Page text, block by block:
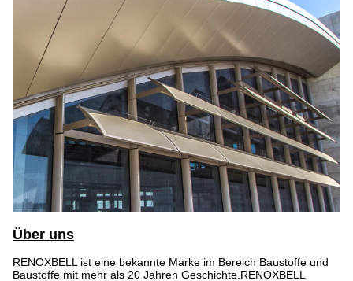
Über uns
RENOXBELL ist eine bekannte Marke im Bereich Baustoffe und
Baustoffe mit mehr als 20 Jahren Geschichte.RENOXBELL